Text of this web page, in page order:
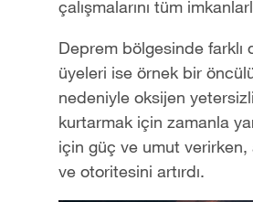
çalışmalarını tüm
Deprem bölgesinde farklı
üyeleri ise örnek bir
nedeniyle oksijen
kurtarmak için zamanla
için güç ve umut verirken,
ve otoritesini artırdı.